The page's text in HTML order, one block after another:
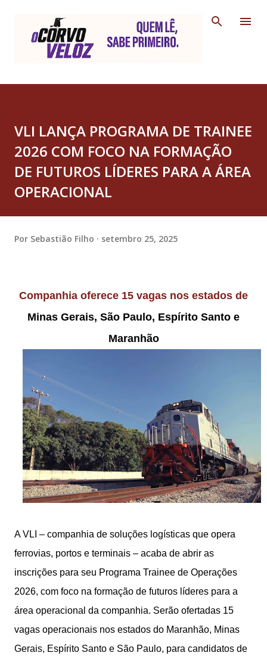
VLI LANÇA PROGRAMA DE TRAINEE
2026 COM FOCO NA FORMAÇÃO
DE FUTUROS LÍDERES PARA A ÁREA
OPERACIONAL
Por Sebastião Filho setembro 25, 2025
Companhia oferece 15 vagas nos estados de
Minas Gerais, São Paulo, Espírito Santo e
Maranhão
A VLI – companhia de soluções logísticas que opera
ferrovias, portos e terminais – acaba de abrir as
inscrições para seu Programa Trainee de Operações
2026, com foco na formação de futuros líderes para a
área operacional da companhia. Serão ofertadas 15
vagas operacionais nos estados do Maranhão, Minas
Gerais, Espírito Santo e São Paulo, para candidatos de